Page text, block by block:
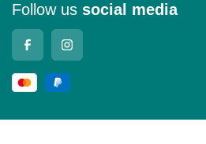
Follow us social media